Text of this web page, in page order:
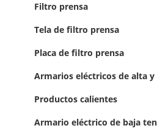
Filtro prensa
Tela de filtro prensa
Placa de filtro prensa
Armarios eléctricos de alta
Productos calientes
Armario eléctrico de baja